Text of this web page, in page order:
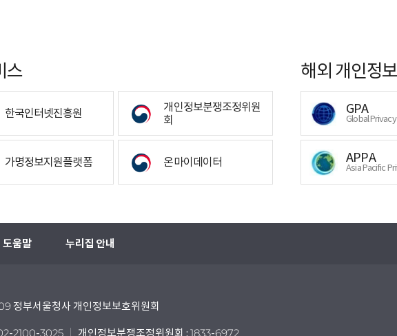
스
한국인터넷진흥원
개인정보분쟁조정위원
회
가명정보지원플랫폼 온마이데이터
해외 개인정
GPA
Global
APPA
Asia Pacific
도움말 누리집 안내
정부서울청사 개인정보보호위원회
2100-3025 개인정보분쟁조정위원회 : 1833-6972